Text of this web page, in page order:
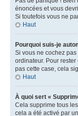
énoncées et vous
Si toutefois vous ne
Haut
Pourquoi suis-je
Si vous ne cochez pas
ordinateur. Pour
pas cette case, cela
Haut
À quoi sert «
Cela supprime tous
cela a été activé par